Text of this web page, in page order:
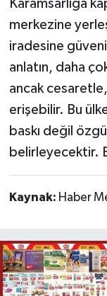
Karamsarlığa
merkezine
iradesine
anlatın, daha
ancak cesaretle,
erişebilir. Bu
baskı değil
belirleyecektir.
Kaynak: Haber